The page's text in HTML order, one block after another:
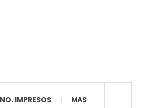
NO. IMPRESOS MAS